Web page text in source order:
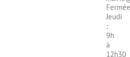
Fermée
Jeudi
:
9h
à
12h30